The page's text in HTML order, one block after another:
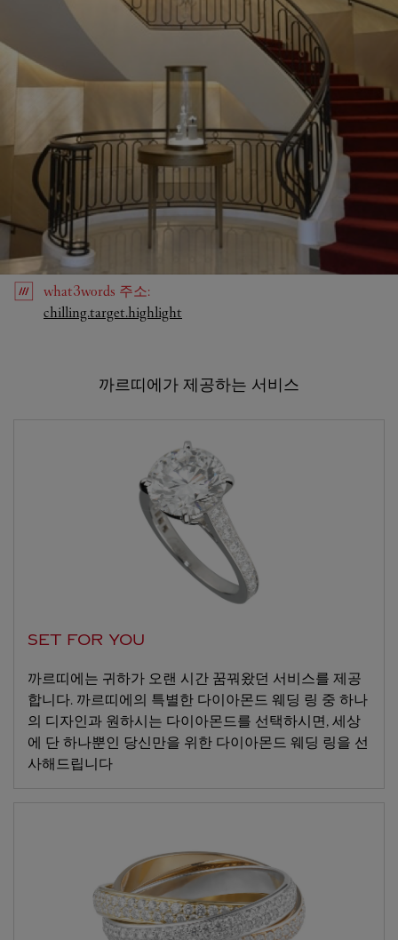
what3words 주소:
chilling.target.highlight
까르띠에가 제공하는 서비스
SET FOR YOU
까르띠에는 귀하가 오랜 시간 꿈꿔왔던 서비스를 제공
합니다. 까르띠에의 특별한 다이아몬드 웨딩 링 중 하나
의 디자인과 원하시는 다이아몬드를 선택하시면, 세상
에 단 하나뿐인 당신만을 위한 다이아몬드 웨딩 링을 선
사해드립니다